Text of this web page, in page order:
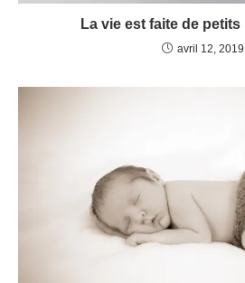
La vie est faite de
avril 12, 2019